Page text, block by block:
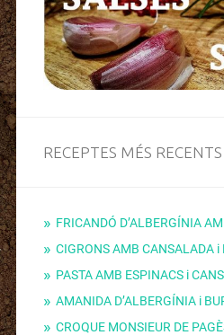
RECEPTES MÉS RECENTS
FRICANDÓ D’ALBERGÍNIA
CIGRONS AMB CANSALADA i
PASTA AMB ESPINACS i
AMANIDA D’ALBERGÍNIA i
CROQUE MONSIEUR DE